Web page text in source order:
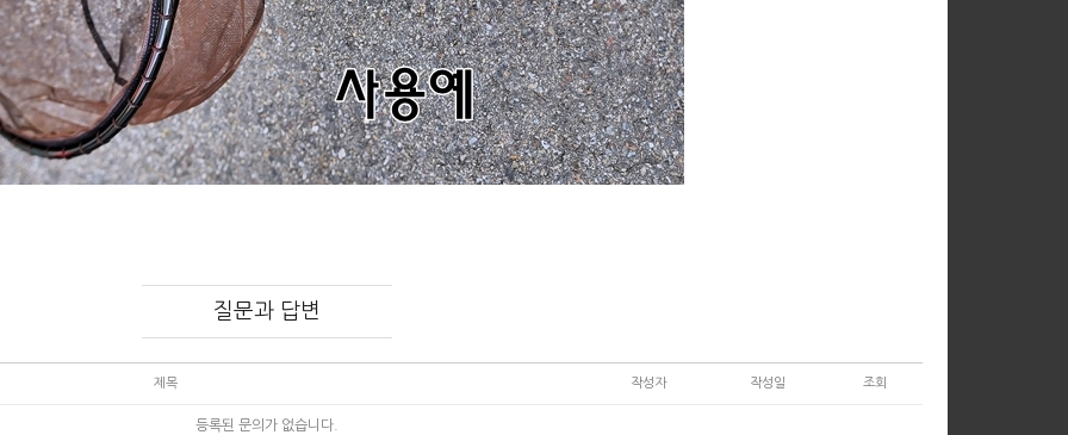
질문과 답변
제목 작성자 작성일 조회
등록된 문의가 없습니다.